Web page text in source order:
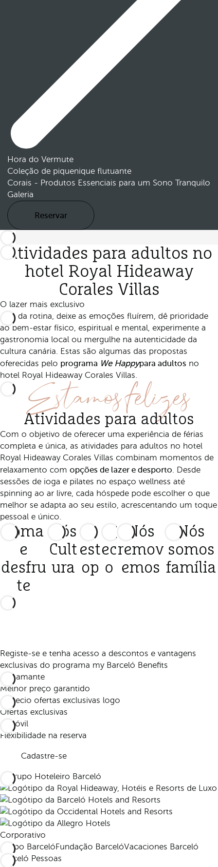
Hora do Vermute
Coleção de piquenique flutuante
Corais - Produtos Essenciais para um Sono Tranquilo
Galeria
Reservar
Atividades para adultos no
hotel Royal Hideaway
Corales Villas
O lazer mais exclusivo
Fuja da rotina, deixe as emoções fluírem, dê prioridade
ao bem-estar físico, espiritual e mental, experimente a
gastronomia local ou mergulhe na autenticidade da
cultura canária. Estas são algumas das propostas
oferecidas pelo programa We Happypara adultos no
hotel Royal Hideaway Corales Villas.
Estamos felizes
Atividades para adultos
Com o objetivo de oferecer uma experiência de férias
completa e única, as atividades para adultos no hotel
Royal Hideaway Corales Villas combinam momentos de
relaxamento com opções de lazer e desporto. Desde
sessões de ioga e pilates no espaço wellness até
spinning ao ar livre, cada hóspede pode escolher o que
melhor se adapta ao seu estilo, acrescentando um toque
pessoal e único.
Coma
e
desfru
te
Nós
Cult
ura
W
est
op
W
ec
o
Nós
remov
emos
Nós
somos
família
Registe-se e tenha acesso a descontos e vantagens
exclusivas do programa my Barceló Benefits
Melhor preço garantido
Ofertas exclusivas
Flexibilidade na reserva
Cadastre-se
Corporativo
Grupo Barceló Fundação BarcelóVacaciones Barceló
Barceló Pessoas